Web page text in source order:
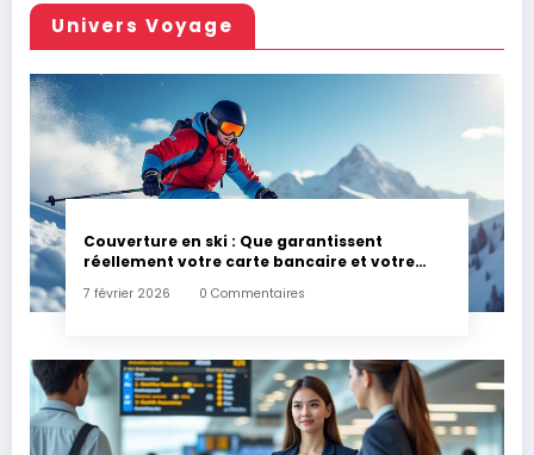
Univers Voyage
Couverture en ski : Que garantissent
réellement votre carte bancaire et votre
assurance habitation en cas d’accident ?
7 février 2026 0 Commentaires